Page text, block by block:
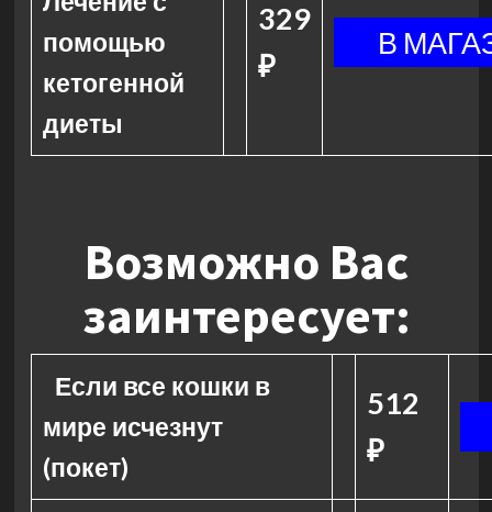
помощью
кетогенной
диеты
329
₽
Возможно Вас
заинтересует:
Если все кошки в
мире исчезнут
(покет)
512
₽